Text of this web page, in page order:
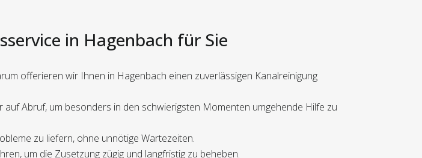
in Hagenbach für Sie
offerieren wir Ihnen in Hagenbach einen zuverlässigen Kanalreinigung
Abruf, um besonders in den schwierigsten Momenten umgehende Hilfe zu
zu liefern, ohne unnötige Wartezeiten.
um die Zusetzung zügig und langfristig zu beheben.